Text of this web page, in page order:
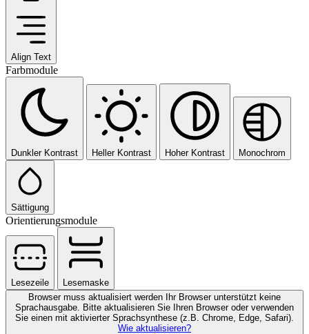
Align Text
Farbmodule
Dunkler Kontrast Heller Kontrast Hoher Kontrast Monochrom
Sättigung
Orientierungsmodule
Lesezeile
Lesemaske
Browser muss aktualisiert werden Ihr Browser unterstützt keine
Sprachausgabe. Bitte aktualisieren Sie Ihren Browser oder verwenden
Sie einen mit aktivierter Sprachsynthese (z.B. Chrome, Edge, Safari).
Wie aktualisieren?